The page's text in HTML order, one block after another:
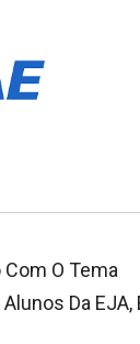
O Tema
Da EJA,